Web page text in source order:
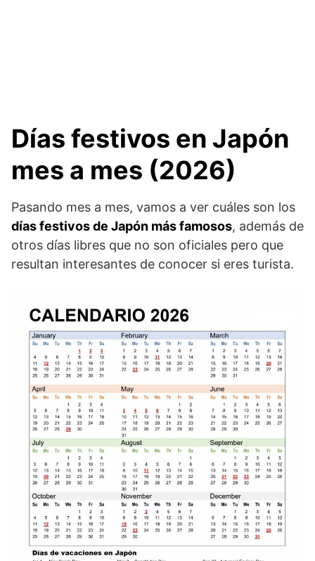
Días festivos en Japón
mes a mes (2026)
Pasando mes a mes, vamos a ver cuáles son los
días festivos de Japón más famosos, además de
otros días libres que no son oficiales pero que
resultan interesantes de conocer si eres turista.